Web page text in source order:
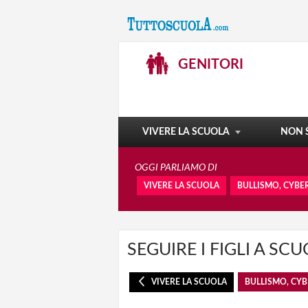
GENITORI
VIVERE LA SCUOLA NON
STUDIARE ALL'ESTERO
OGGI PARLIAMO DI
VIVERE LA SCUOLA BULLISMO,
SEGUIRE I FIGLI A
VIVERE LA SCUOLA BULLISMO,